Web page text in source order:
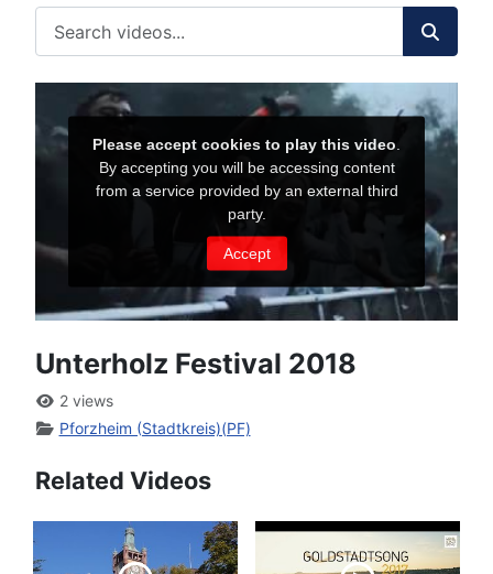
Unterholz Festival 2018
2 views
Pforzheim (Stadtkreis)(PF)
Related Videos